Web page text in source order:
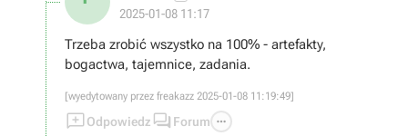
2025-01-08 11:17
Trzeba zrobić wszystko na 100% - artefakty,
bogactwa, tajemnice, zadania.
[wyedytowany przez freakazz 2025-01-08 11:19:49]
Odpowiedz  Forum 